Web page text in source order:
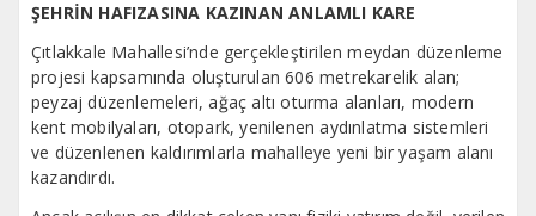
ŞEHRİN HAFIZASINA KAZINAN ANLAMLI KARE
Çıtlakkale Mahallesi’nde gerçekleştirilen meydan düzenleme
projesi kapsamında oluşturulan 606 metrekarelik alan;
peyzaj düzenlemeleri, ağaç altı oturma alanları, modern
kent mobilyaları, otopark, yenilenen aydınlatma sistemleri
ve düzenlenen kaldırımlarla mahalleye yeni bir yaşam alanı
kazandırdı.